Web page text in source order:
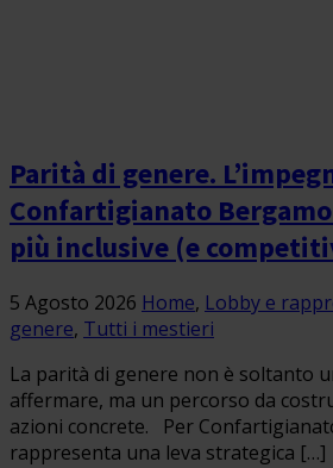
Parità di genere.
Confartigianato
più inclusive (e
5 Agosto 2026 Home, Lobby e
genere, Tutti i mestieri
La parità di genere non è soltanto
affermare, ma un percorso da
azioni concrete. Per
rappresenta una leva strategica […]